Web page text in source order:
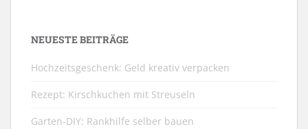
NEUESTE BEITRÄGE
Hochzeitsgeschenk: Geld kreativ verpacken
Rezept: Kirschkuchen mit Streuseln
Garten-DIY: Rankhilfe selber bauen